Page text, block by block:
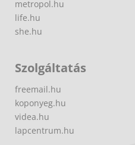
metropol.hu
life.hu
she.hu
Szolgáltatás
freemail.hu
koponyeg.hu
videa.hu
lapcentrum.hu